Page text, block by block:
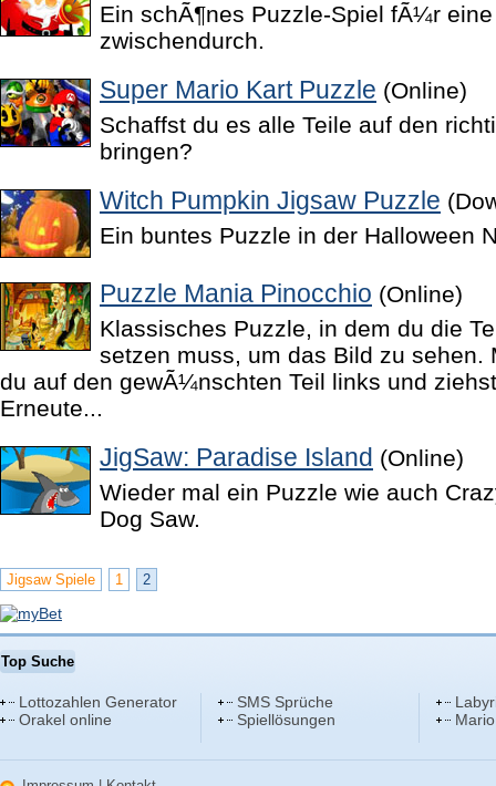
Ein schÃ¶nes Puzzle-Spiel fÃ¼r
zwischendurch.
Super Mario Kart Puzzle (Online)
Schaffst du es alle Teile auf den
bringen?
Witch Pumpkin Jigsaw Puzzle
Ein buntes Puzzle in der Halloween
Puzzle Mania Pinocchio (Online)
Klassisches Puzzle, in dem du die
setzen muss, um das Bild zu sehen.
du auf den gewÃ¼nschten Teil links und
Erneute...
JigSaw: Paradise Island (Online)
Wieder mal ein Puzzle wie auch
Dog Saw.
Jigsaw Spiele 1 2
Top Suche
Lottozahlen Generator
Orakel online
SMS Sprüche
Spiellösungen